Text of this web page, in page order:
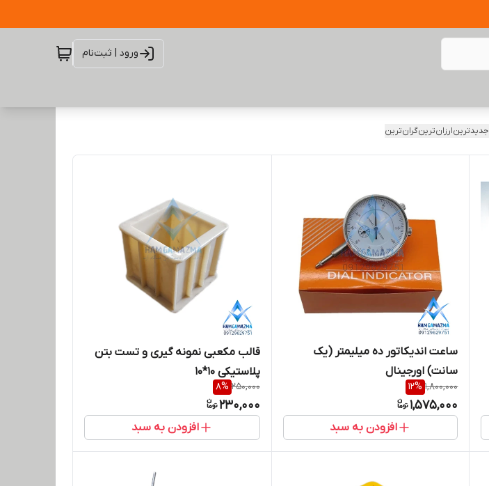
ورود | ثبت‌نام
جدیدترینارزان‌ترینگران‌ترین
ساعت اندیکاتور ده میلیمتر (یک
سانت) اورجینال
1,800,000
12%
1,575,000
افزودن به سبد
قالب مکعبی نمونه گیری و تست بتن
پلاستیکی 10*10
250,000
8%
230,000
افزودن به سبد